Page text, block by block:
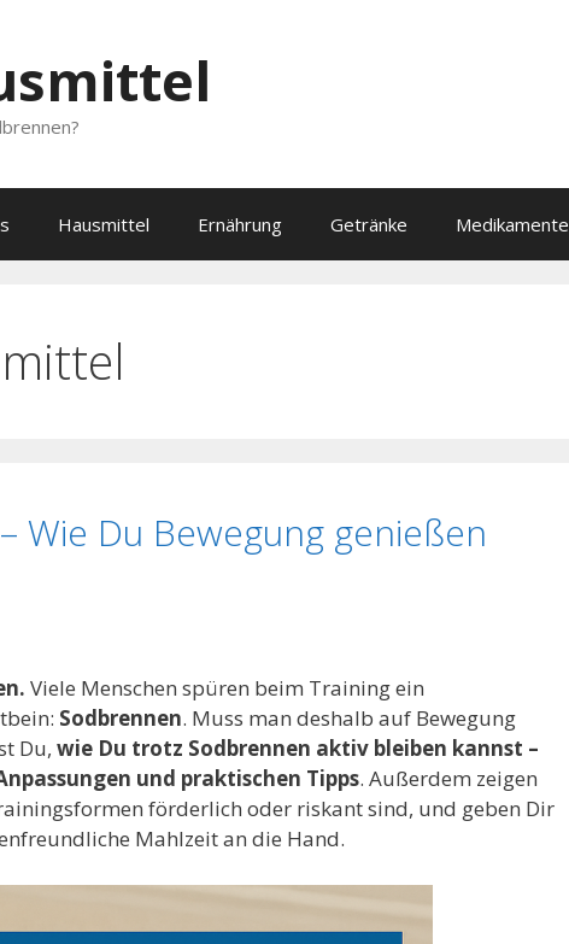
Hausmittel Ernährung Getränke Medikamente
Wie Du Bewegung genießen
Viele Menschen spüren beim Training ein
Sodbrennen. Muss man deshalb auf Bewegung
Du, wie Du trotz Sodbrennen aktiv bleiben kannst –
und praktischen Tipps. Außerdem zeigen
förderlich oder riskant sind, und geben Dir
Mahlzeit an die Hand.